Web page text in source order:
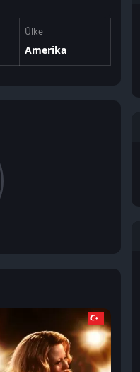
Ülke
Amerika